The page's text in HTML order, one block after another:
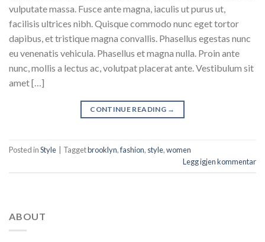
vulputate massa. Fusce ante magna, iaculis ut purus ut,
facilisis ultrices nibh. Quisque commodo nunc eget tortor
dapibus, et tristique magna convallis. Phasellus egestas nunc
eu venenatis vehicula. Phasellus et magna nulla. Proin ante
nunc, mollis a lectus ac, volutpat placerat ante. Vestibulum sit
amet […]
CONTINUE READING →
Posted inStyle Taggetbrooklyn,fashion, style,women
Legg igjen kommentar
ABOUT